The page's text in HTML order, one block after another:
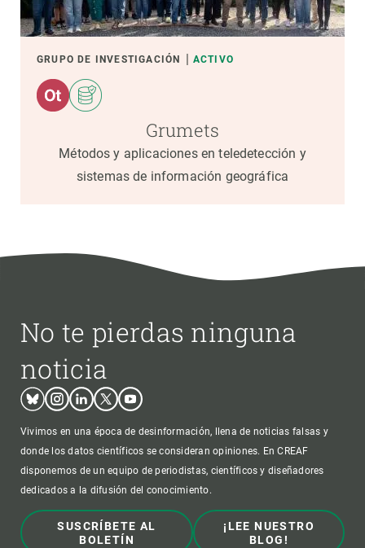
GRUPO DE INVESTIGACIÓN ACTIVO
Grumets
Métodos y aplicaciones en teledetección y
sistemas de información geográfica
No te pierdas ninguna
noticia
BlueskyInstagram
LinkedinTwitterYoutube
Vivimos en una época de desinformación, llena de noticias falsas y
donde los datos científicos se consideran opiniones. En CREAF
disponemos de un equipo de periodistas, científicos y diseñadores
dedicados a la difusión del conocimiento.
SUSCRÍBETE AL
BOLETÍN
¡LEE NUESTRO
BLOG!